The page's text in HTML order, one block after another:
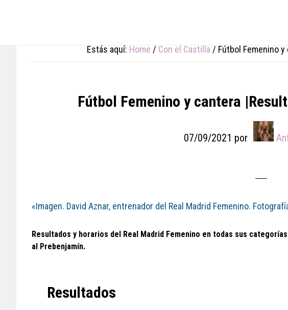
Estás aquí: Home / Con el Castilla / Fútbol Femenino
Fútbol Femenino y cantera
07/09/2021 por
«Imagen. David Aznar, entrenador del Real Madrid Femenino.
Resultados y horarios del Real Madrid Femenino en todas sus
al Prebenjamín.
Resultados